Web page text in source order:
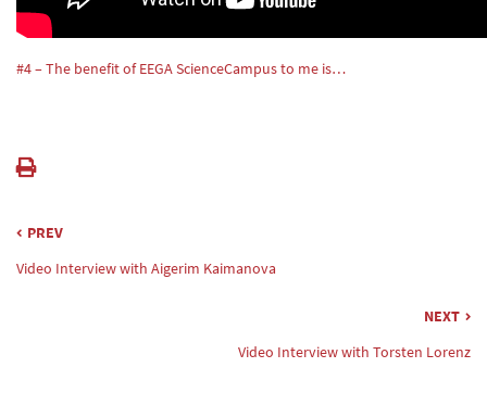
#4 – The benefit of EEGA ScienceCampus to me is…
PREV
Video Interview with Aigerim Kaimanova
NEXT
Video Interview with Torsten Lorenz